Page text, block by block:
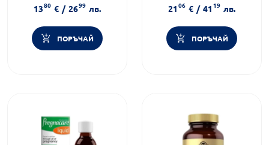
1380 € / 2699 лв.
ПОРЪЧАЙ
2106 € / 4119 лв.
ПОРЪЧАЙ